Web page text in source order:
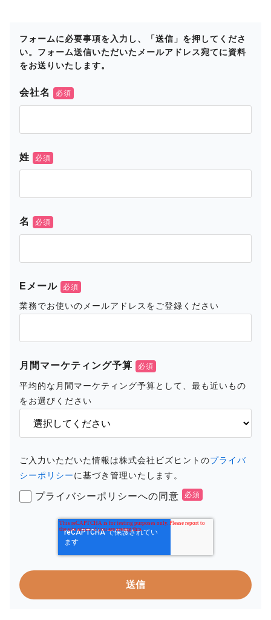
フォームに必要事項を入力し、「送信」を押してくださ
い。フォーム送信いただいたメールアドレス宛てに資料
をお送りいたします。
会社名
姓
名
Eメール
業務でお使いのメールアドレスをご登録ください
月間マーケティング予算
平均的な月間マーケティング予算として、最も近いもの
をお選びください
ご入力いただいた情報は株式会社ビズヒントのプライバ
シーポリシーに基づき管理いたします。
プライバシーポリシーへの同意